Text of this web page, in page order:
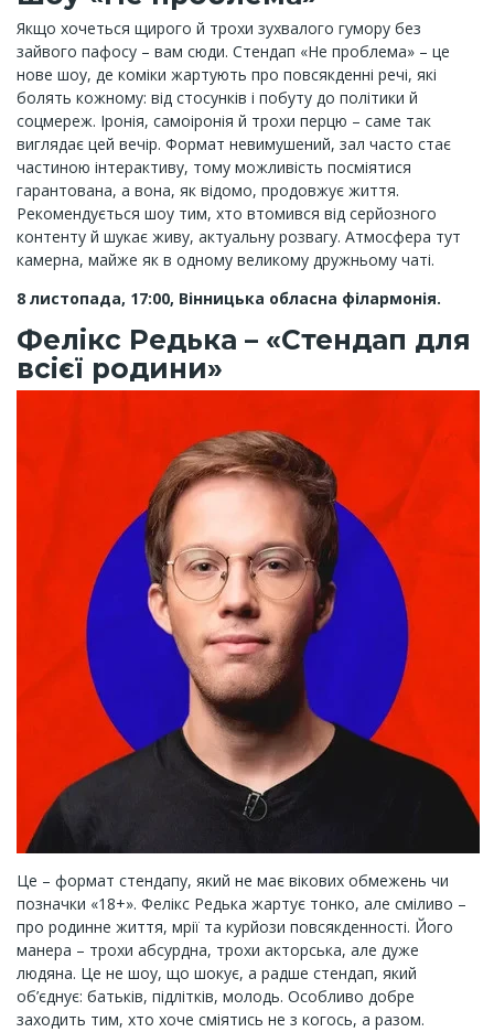
Якщо хочеться щирого й трохи зухвалого гумору без
зайвого пафосу – вам сюди. Стендап «Не проблема» – це
нове шоу, де коміки жартують про повсякденні речі, які
болять кожному: від стосунків і побуту до політики й
соцмереж. Іронія, самоіронія й трохи перцю – саме так
виглядає цей вечір. Формат невимушений, зал часто стає
частиною інтерактиву, тому можливість посміятися
гарантована, а вона, як відомо, продовжує життя.
Рекомендується шоу тим, хто втомився від серйозного
контенту й шукає живу, актуальну розвагу. Атмосфера тут
камерна, майже як в одному великому дружньому чаті.
8 листопада, 17:00, Вінницька обласна філармонія.
Фелікс Редька – «Стендап для
всієї родини»
Це – формат стендапу, який не має вікових обмежень чи
позначки «18+». Фелікс Редька жартує тонко, але сміливо –
про родинне життя, мрії та курйози повсякденності. Його
манера – трохи абсурдна, трохи акторська, але дуже
людяна. Це не шоу, що шокує, а радше стендап, який
об’єднує: батьків, підлітків, молодь. Особливо добре
заходить тим, хто хоче сміятись не з когось, а разом.